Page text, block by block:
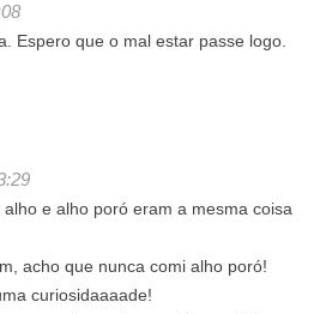
Espero que o mal estar passe logo.
e alho poró eram a mesma coisa
acho que nunca comi alho poró!
curiosidaaaade!